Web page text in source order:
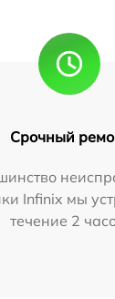
Срочный
Infinix мы
течение 2